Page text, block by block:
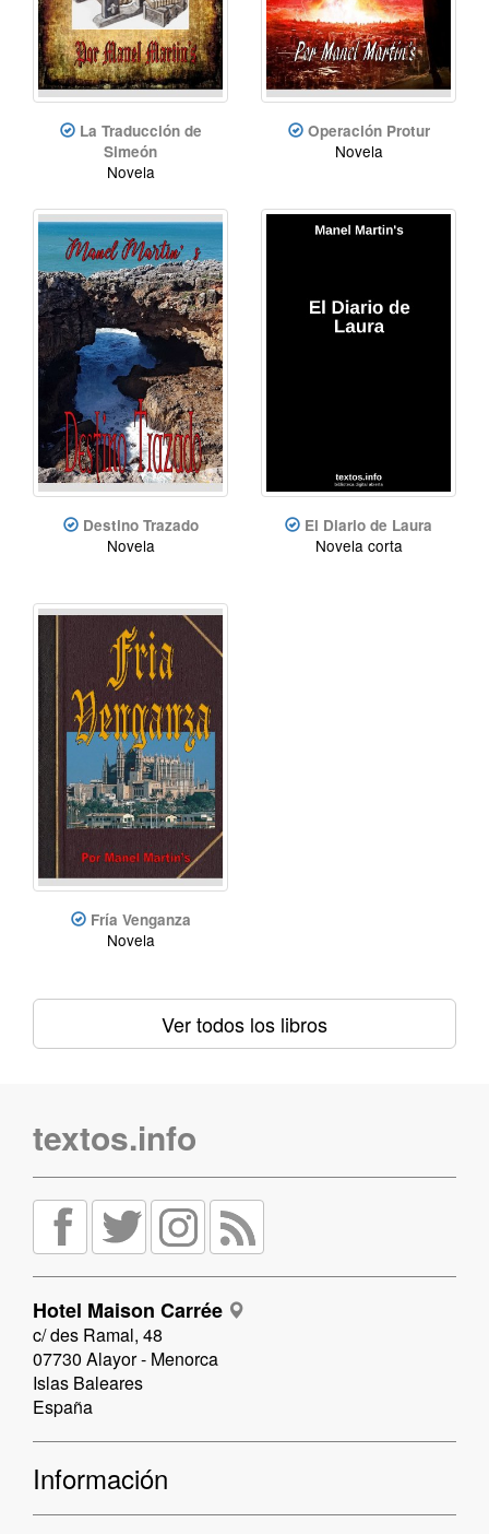
La Traducción de
Simeón
Novela
Operación Protur
Novela
Destino Trazado
Novela
El Diario de Laura
Novela corta
Fría Venganza
Novela
Ver todos los libros
textos.info
Hotel Maison Carrée
c/ des Ramal, 48
07730 Alayor - Menorca
Islas Baleares
España
Información